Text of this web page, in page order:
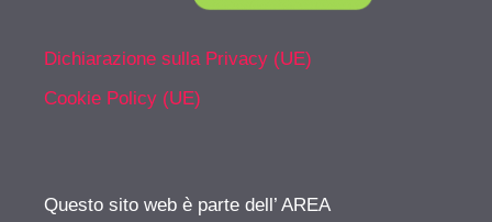
Dichiarazione sulla Privacy (UE)
Cookie Policy (UE)
Questo sito web è parte dell’ AREA